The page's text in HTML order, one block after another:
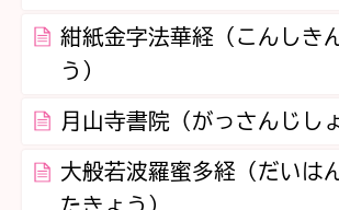
紺紙金字法華経（こんしき
う）
月山寺書院（がっさんじし
大般若波羅蜜多経（だいは